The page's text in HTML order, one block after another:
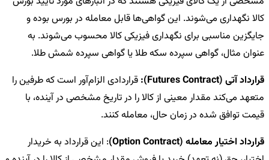
کالا نگهداری می‌شوند. این گواهی‌ها قابل معامله در بورس بوده و
جایگزین مناسبی برای نگهداری فیزیکی کالا محسوب می‌شوند. به
عنوان مثال، گواهی سپرده سکه طلا یا گواهی سپرده شمش طلا.
قرارداد آتی (Futures Contract):
قراردادی الزام‌آور است که طرفین را
متعهد می‌کند مقدار معینی از کالا را در تاریخ مشخصی در آینده، با
قیمت توافق شده در زمان حال، معامله کنند.
قرارداد اختیار معامله (Option Contract)
: این قرارداد به خریدار